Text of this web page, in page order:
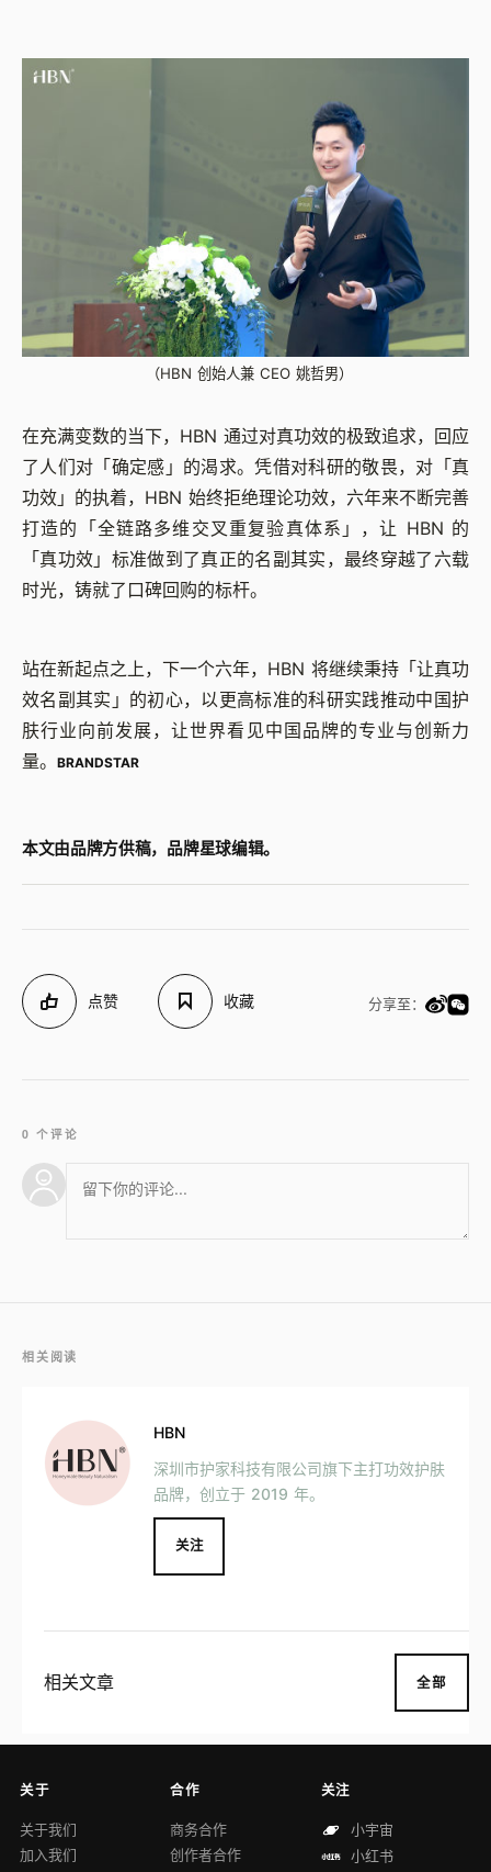
（HBN 创始人兼 CEO 姚哲男）
在充满变数的当下，HBN 通过对真功效的极致追求，回应
了人们对「确定感」的渴求。凭借对科研的敬畏，对「真
功效」的执着，HBN 始终拒绝理论功效，六年来不断完善
打造的「全链路多维交叉重复验真体系」，让 HBN 的
「真功效」标准做到了真正的名副其实，最终穿越了六载
时光，铸就了口碑回购的标杆。
站在新起点之上，下一个六年，HBN 将继续秉持「让真功
效名副其实」的初心，以更高标准的科研实践推动中国护
肤行业向前发展，让世界看见中国品牌的专业与创新力
量。
BRANDSTAR
本文由品牌方供稿，品牌星球编辑。
点赞 收藏 分享至：
0 个评论
相关阅读
HBN
深圳市护家科技有限公司旗下主打功效护肤
品牌，创立于 2019 年。
关注
相关文章 全部
关于
关于我们
加入我们
合作
商务合作
创作者合作
关注
小宇宙
小红书